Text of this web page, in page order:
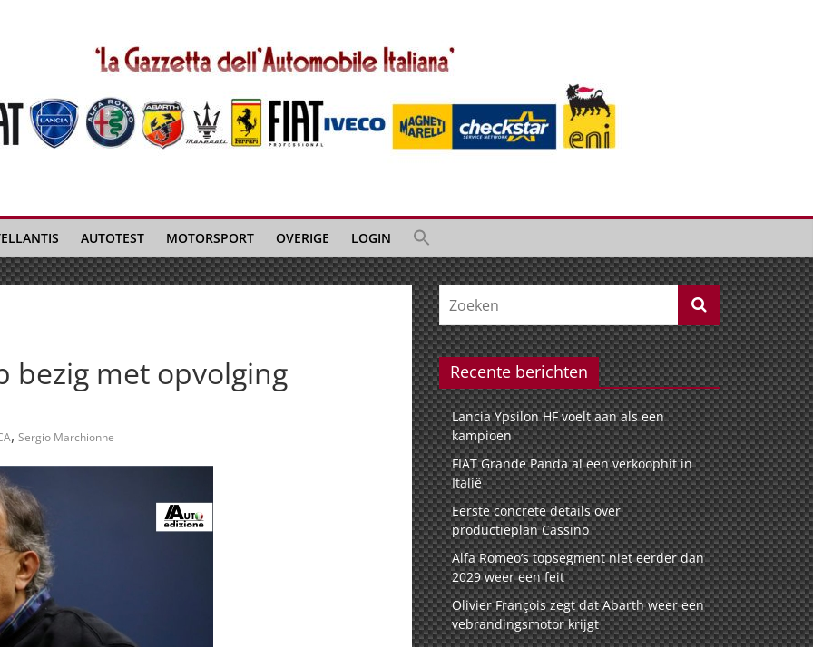
AUTOTEST MOTORSPORT OVERIGE LOGIN
bezig met opvolging
, Sergio Marchionne
Recente berichten
Lancia Ypsilon HF voelt aan als een
kampioen
FIAT Grande Panda al een verkoophit in
Italië
Eerste concrete details over
productieplan Cassino
Alfa Romeo’s topsegment niet eerder dan
2029 weer een feit
Olivier François zegt dat Abarth weer een
vebrandingsmotor krijgt